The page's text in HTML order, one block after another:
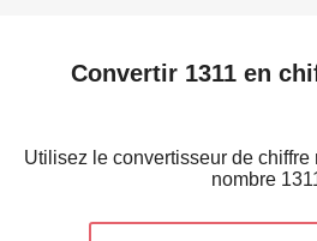
Convertir 1311 en
Utilisez le convertisseur de
nombre